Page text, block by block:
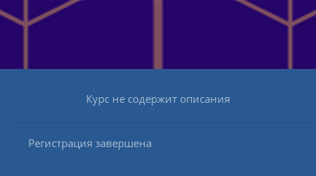
Курс не содержит описания
Регистрация завершена